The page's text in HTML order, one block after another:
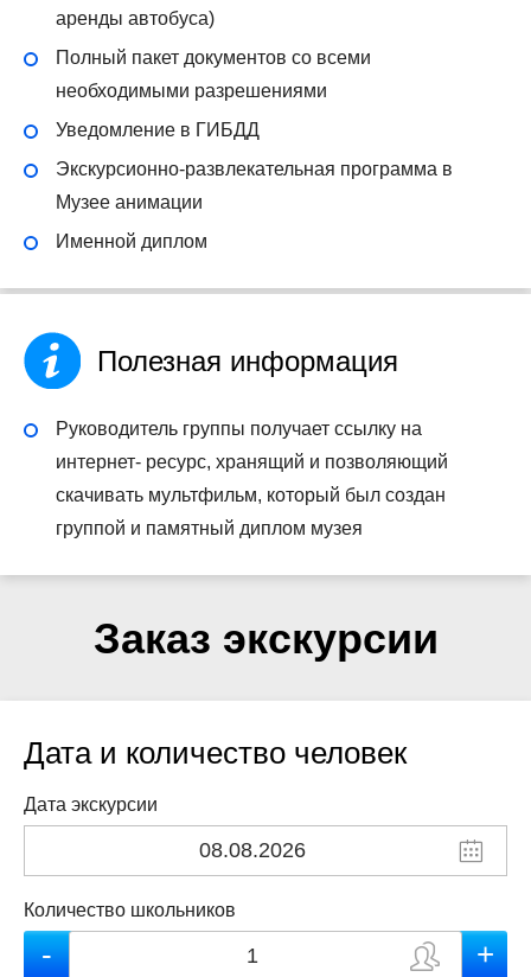
аренды автобуса)
Полный пакет документов со всеми
необходимыми разрешениями
Уведомление в ГИБДД
Экскурсионно-развлекательная программа в
Музее анимации
Именной диплом
Полезная информация
Руководитель группы получает ссылку на
интернет- ресурс, хранящий и позволяющий
скачивать мультфильм, который был создан
группой и памятный диплом музея
Заказ экскурсии
Дата и количество человек
Дата экскурсии
Количество школьников